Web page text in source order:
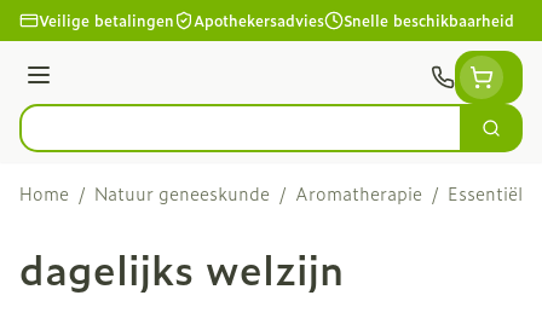
Ga naar de inhoud
Veilige betalingen Apothekersadvies Snelle beschikbaarheid
Menu
Product, merk, categorie...
Zoek
Home / Natuur geneeskunde / Aromatherapie / Essentiële
dagelijks welzijn